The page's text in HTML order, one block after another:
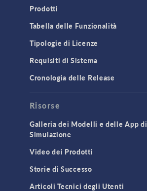
Prodotti
Tabella delle Funzionalità
Tipologie di Licenze
Requisiti di Sistema
Cronologia delle Release
Risorse
Galleria dei Modelli e delle App di
Simulazione
Video dei Prodotti
Storie di Successo
Articoli Tecnici degli Utenti